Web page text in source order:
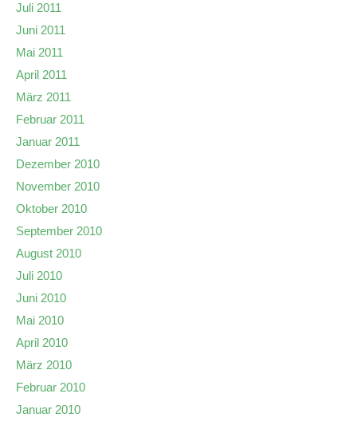
Juli 2011
Juni 2011
Mai 2011
April 2011
März 2011
Februar 2011
Januar 2011
Dezember 2010
November 2010
Oktober 2010
September 2010
August 2010
Juli 2010
Juni 2010
Mai 2010
April 2010
März 2010
Februar 2010
Januar 2010